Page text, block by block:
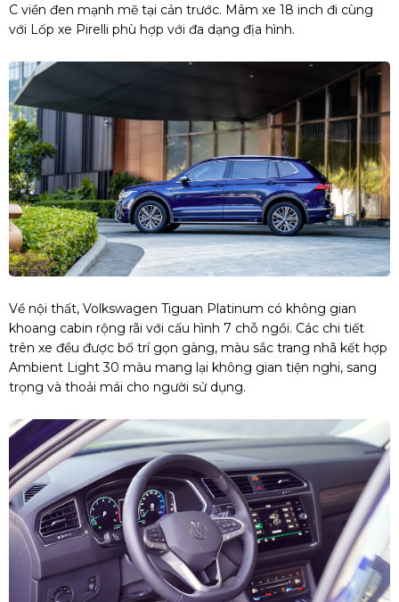
C viền đen mạnh mẽ tại cản trước. Mâm xe 18 inch đi cùng
với Lốp xe Pirelli phù hợp với đa dạng địa hình.
Về nội thất, Volkswagen Tiguan Platinum có không gian
khoang cabin rộng rãi với cấu hình 7 chỗ ngồi. Các chi tiết
trên xe đều được bố trí gọn gàng, màu sắc trang nhã kết hợp
Ambient Light 30 màu mang lại không gian tiện nghi, sang
trọng và thoải mái cho người sử dụng.